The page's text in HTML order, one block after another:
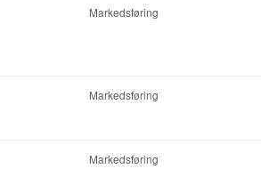
Markedsføring
Markedsføring
Markedsføring